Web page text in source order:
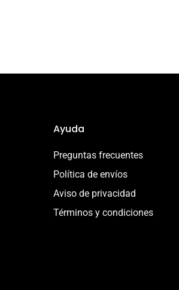
Ayuda
Preguntas frecuentes
Política de envíos
Aviso de privacidad
Términos y condiciones